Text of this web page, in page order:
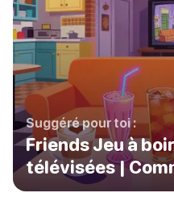
Suggéré pour toi :
Friends Jeu à
télévisées |